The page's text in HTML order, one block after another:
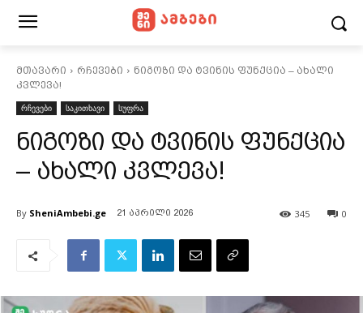
მთავარი რჩევები
ნიგოზი და ტვინის ფუნქცია – ახალი
კვლევა!
რჩევები
საკითხავი სუფრა
ნიგოზი და ტვინის ფუნქცია
– ახალი კვლევა!
By SheniAmbebi.ge 21 აპრილი 2026 0
345